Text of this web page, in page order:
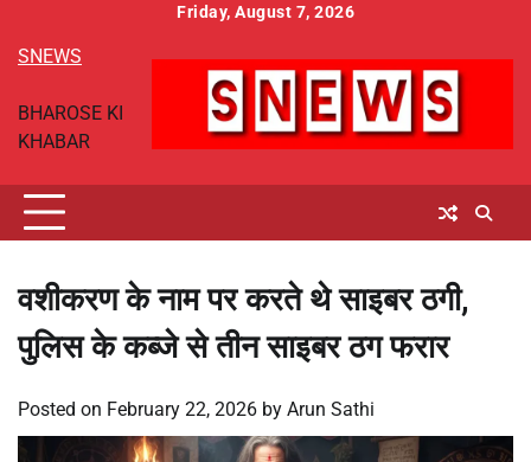
content
Friday, August 7, 2026
SNEWS
BHAROSE KI
KHABAR
वशीकरण के नाम पर करते थे साइबर ठगी,
पुलिस के कब्जे से तीन साइबर ठग फरार
Posted on February 22, 2026 by Arun Sathi